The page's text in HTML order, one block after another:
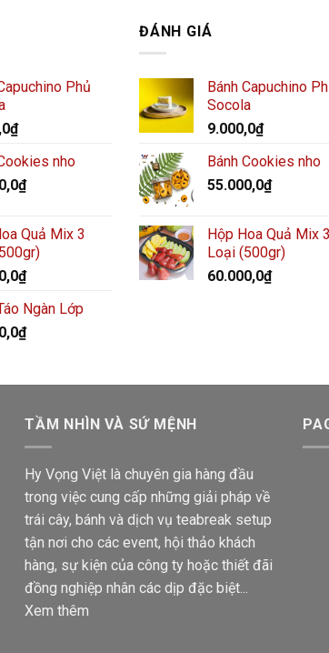
Phủ
₫
nho
₫
Quả Mix 3
₫
Ngàn Lớp
₫
ĐÁNH GIÁ
Bánh Capuchino
Socola
9.000,0₫
Bánh Cookies nho
55.000,0₫
Hộp Hoa Quả Mix
Loại (500gr)
60.000,0₫
TẦM NHÌN VÀ SỨ MỆNH
Hy Vọng Việt là chuyên gia hàng đầu
trong việc cung cấp những giải pháp về
trái cây, bánh và dịch vụ teabreak setup
tận nơi cho các event, hội thảo khách
hàng, sự kiện của công ty hoặc thiết đãi
đồng nghiệp nhân các dịp đặc biệt...
Xem thêm